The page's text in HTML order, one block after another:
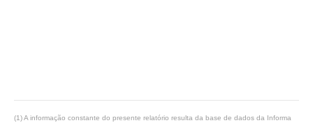
(1) A informação constante do presente relatório resulta da base de dados da Informa